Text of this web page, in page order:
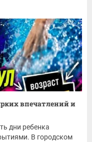
впечатлений и
дни ребенка
В городском